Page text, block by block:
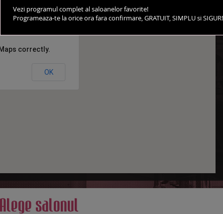
correctly.
OK
Alege salonul
Vezi programul complet al saloanelor favorite!
Programeaza-te la orice ora fara confirmare, GRATUIT, SIMPLU si SIGUR!